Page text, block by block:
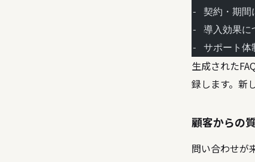
- 契約・期間
- 導入効果に
- サポート体
生成された
録します。新
顧客からの
問い合わせが